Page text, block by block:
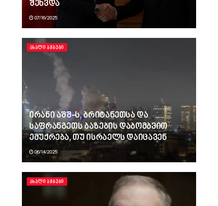
შეხვდა
07/16/2025
ᲐᲮᲐᲚᲘ ᲐᲛᲑᲔᲑᲘ
ირანი აშშ-ს, ბრიტანეთსა და
საფრანგეთს ბაზების დაბომბვით
ემუქრება, თუ ისრაელს დაიცავენ
06/14/2025
ᲐᲮᲐᲚᲘ ᲐᲛᲑᲔᲑᲘ